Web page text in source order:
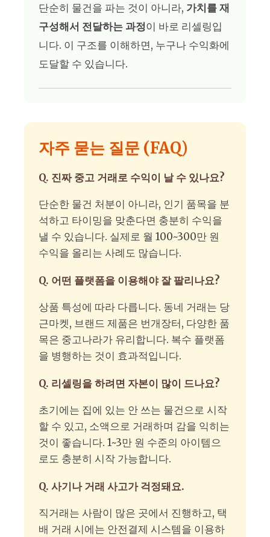
단순히 물건을 파는 것이 아니라, 가치를 재
구성해서 전달하는 과정이 바로 리셀링입
니다. 이 구조를 이해하면, 누구나 수익화에
도달할 수 있습니다.
자주 묻는 질문 (FAQ)
Q. 진짜 중고 거래로 수익이 날 수 있나요?
단순한 물건 처분이 아니라, 인기 품목을 분
석하고 타이밍을 맞춘다면 충분히 수익을
낼 수 있습니다. 실제로 월 100~300만 원
수익을 올리는 사례도 많습니다.
Q. 어떤 플랫폼을 이용해야 잘 팔리나요?
상품 특성에 따라 다릅니다. 동네 거래는 당
근마켓, 브랜드 제품은 번개장터, 다양한 품
목은 중고나라가 유리합니다. 복수 플랫폼
을 병행하는 것이 효과적입니다.
Q. 리셀링을 하려면 자본이 많이 드나요?
초기에는 집에 있는 안 쓰는 물건으로 시작
할 수 있고, 소액으로 거래하며 감을 익히는
것이 좋습니다. 1~3만 원 수준의 아이템으
로도 충분히 시작 가능합니다.
Q. 사기나 거래 사고가 걱정돼요.
직거래는 사람이 많은 곳에서 진행하고, 택
배 거래 시에는 안전결제 시스템을 이용하